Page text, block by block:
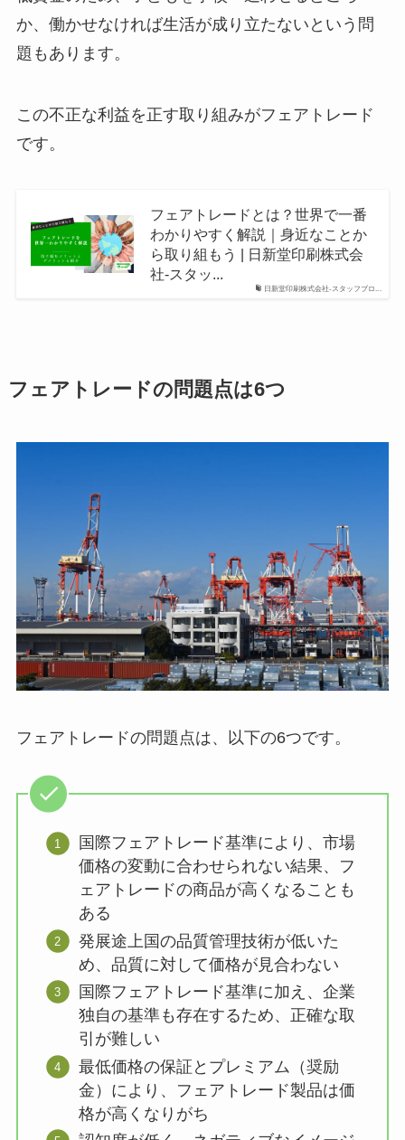
か、働かせなければ生活が成り立たないという問
題もあります。
この不正な利益を正す取り組みがフェアトレード
です。
日新堂印刷株式会社-スタッフブロ...
フェアトレードとは？世界で一番
わかりやすく解説｜身近なことか
ら取り組もう | 日新堂印刷株式会
社-スタッ...
フェアトレードの問題点は6つ
フェアトレードの問題点は、以下の6つです。
国際フェアトレード基準により、市場
価格の変動に合わせられない結果、フ
ェアトレードの商品が高くなることも
ある
発展途上国の品質管理技術が低いた
め、品質に対して価格が見合わない
国際フェアトレード基準に加え、企業
独自の基準も存在するため、正確な取
引が難しい
最低価格の保証とプレミアム（奨励
金）により、フェアトレード製品は価
格が高くなりがち